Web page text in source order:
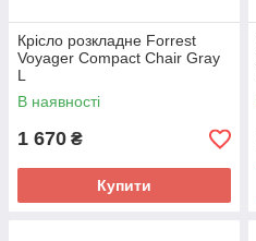
Крісло розкладне Forrest
Voyager Compact Chair Gray
L
В наявності
1 670 ₴
Купити